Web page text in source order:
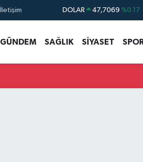
İletişim DOLAR 47,7069 %0.17
STERLİN 64,1897 %0.02
GRAM ALTIN 6574.81 %1.44
GÜNDEM SAĞLIK SİYASET